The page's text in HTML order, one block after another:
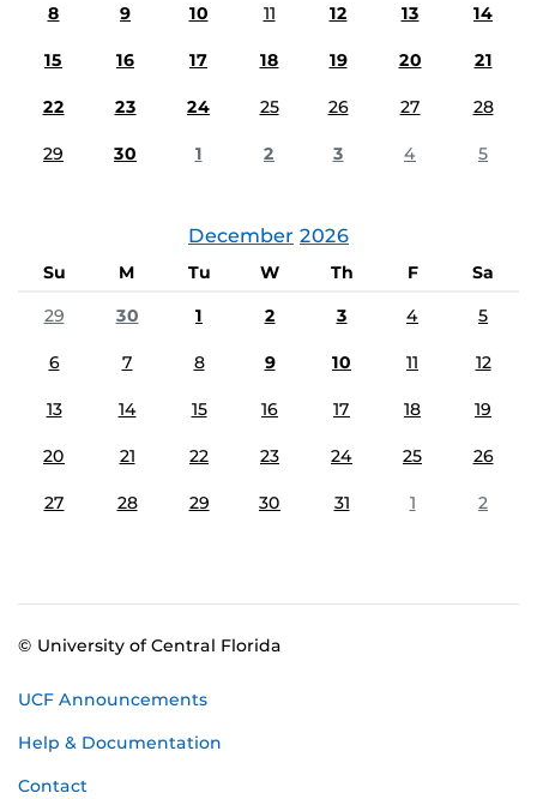
8 9 10 11 12 13 14
15 16 17 18 19 20 21
22 23 24 25 26 27 28
29 30 1 2 3 4 5
December 2026
Su M Tu W Th F
Sa
29
30 1 2 3 4 5
6 7 8 9 10 11 12
13 14 15 16 17 18 19
20 21 22 23 24 25 26
27 28 29 30 31 1 2
© University of Central Florida
UCF Announcements
Help & Documentation
Contact